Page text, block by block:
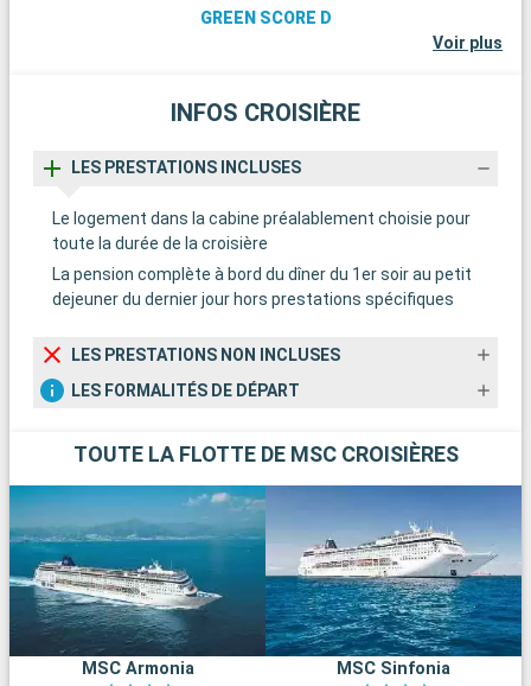
GREEN SCORE D
Voir plus
INFOS CROISIÈRE
LES PRESTATIONS INCLUSES
Le logement dans la cabine préalablement choisie pour
toute la durée de la croisière
La pension complète à bord du dîner du 1er soir au petit
dejeuner du dernier jour hors prestations spécifiques
LES PRESTATIONS NON INCLUSES
LES FORMALITÉS DE DÉPART
TOUTE LA FLOTTE DE MSC CROISIÈRES
MSC Armonia MSC Sinfonia